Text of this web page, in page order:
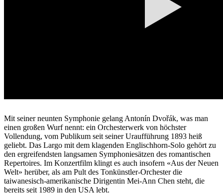
Mit seiner neunten Symphonie gelang Antonín Dvořák, was man
einen großen Wurf nennt: ein Orchesterwerk von höchster
Vollendung, vom Publikum seit seiner Uraufführung 1893 heiß
geliebt. Das Largo mit dem klagenden Englischhorn-Solo gehört zu
den ergreifendsten langsamen Symphoniesätzen des romantischen
Repertoires. Im Konzertfilm klingt es auch insofern «Aus der Neuen
Welt» herüber, als am Pult des Tonkünstler-Orchester die
taiwanesisch-amerikanische Dirigentin Mei-Ann Chen steht, die
bereits seit 1989 in den USA lebt.